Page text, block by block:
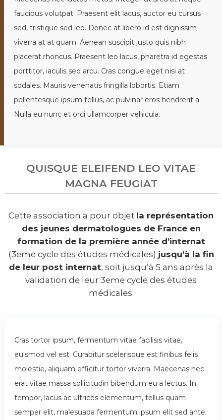
faucibus volutpat. Praesent elit lacus, auctor eu cursus
sed, tristique sed leo. Donec at libero id est dignissim
viverra at at quam. Aenean suscipit justo quis nibh
placerat rhoncus. Praesent leo lacus, pharetra id egestas
porttitor, iaculis sed arcu. Cras congue eget nisi at
sodales. Mauris venenatis fringilla lobortis. Etiam
pellentesque ipsum tellus, ac pulvinar eros hendrerit a.
Nulla eu nunc et orci ullamcorper vehicula.
QUISQUE ELEIFEND LEO VITAE
MAGNA FEUGIAT
Cette association a pour objet la représentation
des jeunes dermatologues de France en
formation de la première année d’internat
(3eme cycle des études médicales) jusqu’à la fin
de leur post internat, soit jusqu’à 5 ans après la
validation de leur 3eme cycle des études
médicales.
Cras tortor ipsum, fermentum vitae facilisis vitae,
euismod vel est. Curabitur scelerisque est finibus felis
molestie, aliquam efficitur tortor viverra. Maecenas nec
erat vitae massa sollicitudin bibendum eu a lectus. In
tempor, lacus ac ultrices elementum, tellus quam
semper elit, malesuada fermentum ipsum elit sed ante.